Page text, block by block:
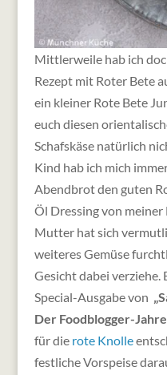
Mittlerweile hab ich
Rezept mit Roter Bete
ein kleiner Rote Bete
euch diesen
Schafskäse natürlich
Kind hab ich mich
Abendbrot den guten
Öl Dressing von
Mutter hat sich
weiteres Gemüse
Gesicht dabei verziehe.
Special-Ausgabe von
Der Foodblogger-
für die rote Knolle
festliche Vorspeise